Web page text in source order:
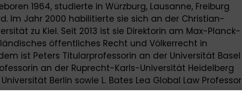
1964, studierte in Würzburg, Lausanne, Freiburg
Im Jahr 2000 habilitierte sie sich an der Christian-
zu Kiel. Seit 2013 ist sie Direktorin am Max-Planck-
öffentliches Recht und Völkerrecht in
ist Peters Titularprofessorin an der Universität Basel
an der Ruprecht-Karls-Universität Heidelberg
Berlin sowie L. Bates Lea Global Law Professor
der University of Michigan. Ihre